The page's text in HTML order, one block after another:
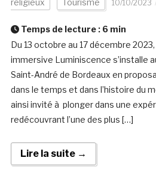
religieux Tourisme 10/10/2023
Temps de lecture : 6 min
Du 13 octobre au 17 décembre
immersive Luminiscence s’installe
Saint-André de Bordeaux en
dans le temps et dans l’histoire du
ainsi invité à plonger dans une
redécouvrant l’une des plus […]
Lire la suite →